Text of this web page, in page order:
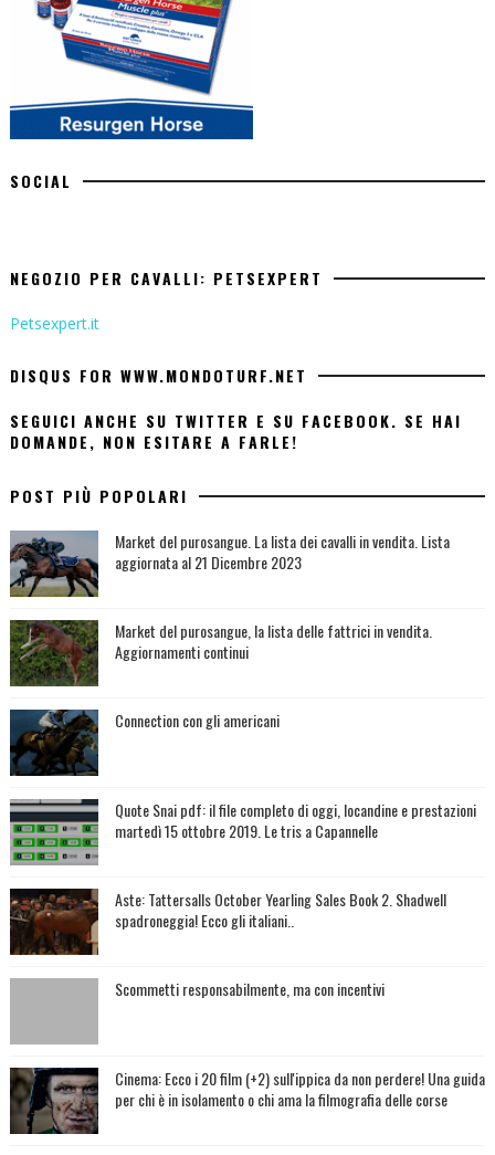
SOCIAL
NEGOZIO PER CAVALLI: PETSEXPERT
Petsexpert.it
DISQUS FOR WWW.MONDOTURF.NET
SEGUICI ANCHE SU TWITTER E SU FACEBOOK. SE HAI
DOMANDE, NON ESITARE A FARLE!
POST PIÙ POPOLARI
Market del purosangue. La lista dei cavalli in vendita. Lista
aggiornata al 21 Dicembre 2023
Market del purosangue, la lista delle fattrici in vendita.
Aggiornamenti continui
Connection con gli americani
Quote Snai pdf: il file completo di oggi, locandine e prestazioni
martedì 15 ottobre 2019. Le tris a Capannelle
Aste: Tattersalls October Yearling Sales Book 2. Shadwell
spadroneggia! Ecco gli italiani..
Scommetti responsabilmente, ma con incentivi
Cinema: Ecco i 20 film (+2) sull'ippica da non perdere! Una guida
per chi è in isolamento o chi ama la filmografia delle corse